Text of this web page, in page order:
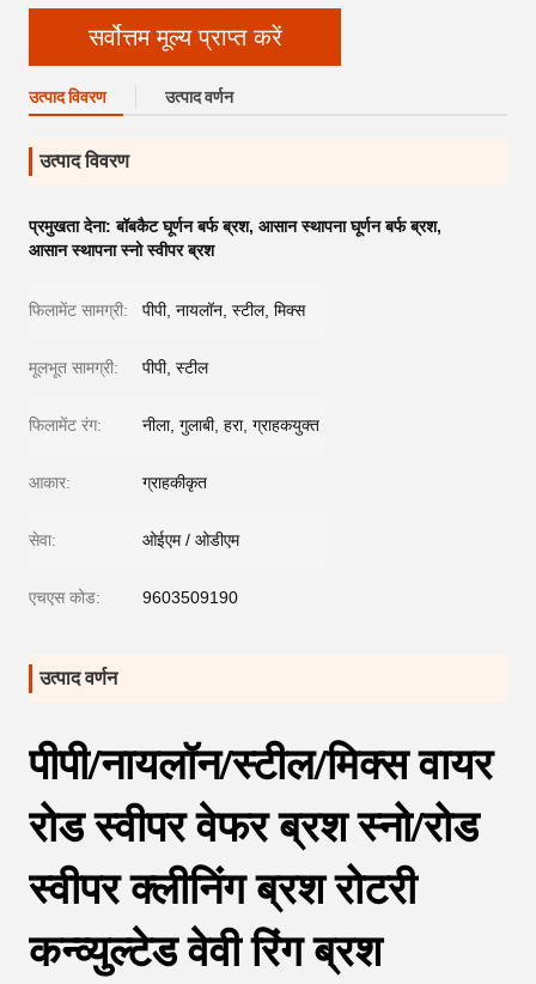
सर्वोत्तम मूल्य प्राप्त करें
उत्पाद विवरण उत्पाद वर्णन
उत्पाद विवरण
प्रमुखता देना:बॉबकैट घूर्णन बर्फ ब्रश, आसान स्थापना घूर्णन बर्फ ब्रश,
आसान स्थापना स्नो स्वीपर ब्रश
फिलामेंट सामग्री: पीपी, नायलॉन, स्टील, मिक्स
मूलभूत सामग्री: पीपी, स्टील
फिलामेंट रंग: नीला, गुलाबी, हरा, ग्राहकयुक्त
आकार: ग्राहकीकृत
सेवा: ओईएम / ओडीएम
एचएस कोड: 9603509190
उत्पाद वर्णन
पीपी/नायलॉन/स्टील/मिक्स वायर
रोड स्वीपर वेफर ब्रश स्नो/रोड
स्वीपर क्लीनिंग ब्रश रोटरी
कन्व्युल्टेड वेवी रिंग ब्रश